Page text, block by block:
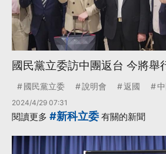
國民黨立委訪中團返台 今將舉
國民黨立委 說明會 返國
2024/4/29 07:31
閱讀更多 #新科立委 有關的新聞